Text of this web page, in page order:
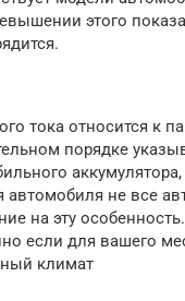
этого
тока относится к
порядке
автомобиля не все
на эту
если для вашего
климат